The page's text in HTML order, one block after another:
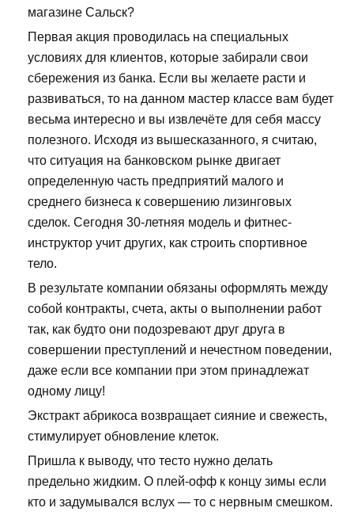
магазине Сальск?
Первая акция проводилась на специальных
условиях для клиентов, которые забирали свои
сбережения из банка. Если вы желаете расти и
развиваться, то на данном мастер классе вам будет
весьма интересно и вы извлечёте для себя массу
полезного. Исходя из вышесказанного, я считаю,
что ситуация на банковском рынке двигает
определенную часть предприятий малого и
среднего бизнеса к совершению лизинговых
сделок. Сегодня 30-летняя модель и фитнес-
инструктор учит других, как строить спортивное
тело.
В результате компании обязаны оформлять между
собой контракты, счета, акты о выполнении работ
так, как будто они подозревают друг друга в
совершении преступлений и нечестном поведении,
даже если все компании при этом принадлежат
одному лицу!
Экстракт абрикоса возвращает сияние и свежесть,
стимулирует обновление клеток.
Пришла к выводу, что тесто нужно делать
предельно жидким. О плей-офф к концу зимы если
кто и задумывался вслух — то с нервным смешком.